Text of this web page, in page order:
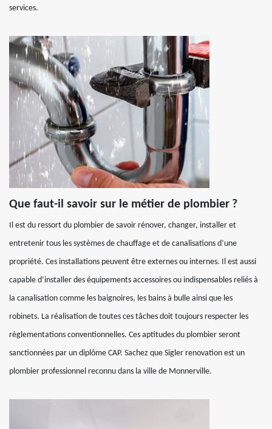
services.
Que faut-il savoir sur le métier de plombier ?
Il est du ressort du plombier de savoir rénover, changer, installer et
entretenir tous les systèmes de chauffage et de canalisations d’une
propriété. Ces installations peuvent être externes ou internes. Il est aussi
capable d’installer des équipements accessoires ou indispensables reliés à
la canalisation comme les baignoires, les bains à bulle ainsi que les
robinets. La réalisation de toutes ces tâches doit toujours respecter les
règlementations conventionnelles. Ces aptitudes du plombier seront
sanctionnées par un diplôme CAP. Sachez que Sigler renovation est un
plombier professionnel reconnu dans la ville de Monnerville.